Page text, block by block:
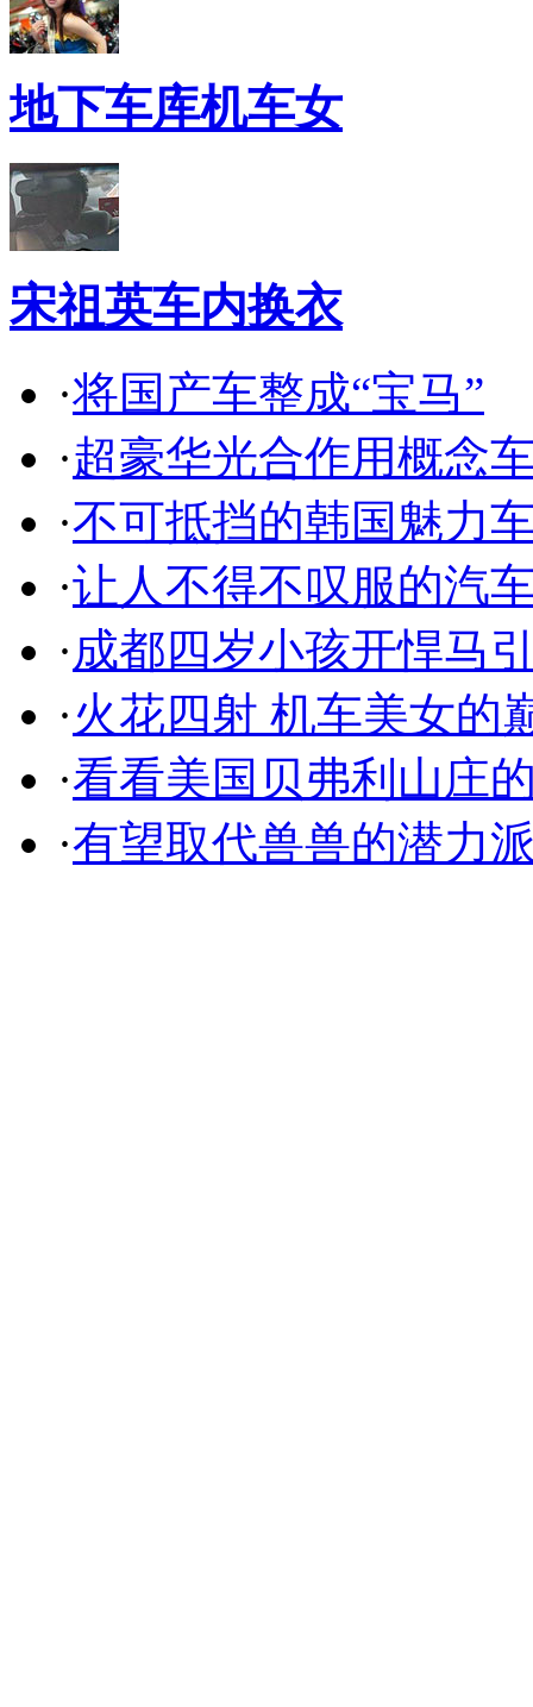
地下车库机车女
宋祖英车内换衣
·将国产车整成“宝马”
·超豪华光合作用概念
·不可抵挡的韩国魅力
·让人不得不叹服的汽
·成都四岁小孩开悍马
·火花四射 机车美女的
·看看美国贝弗利山庄
·有望取代兽兽的潜力